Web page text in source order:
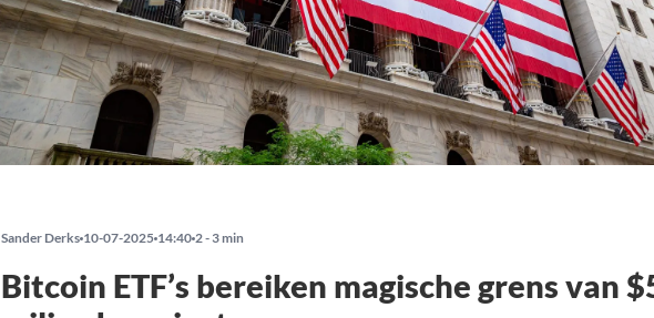
Sander Derks 10-07-2025 14:40 2 - 3 min
Bitcoin ETF’s bereiken magische grens van